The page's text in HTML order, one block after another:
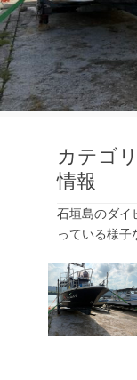
カテゴ
情報
石垣島のダイ
っている様子